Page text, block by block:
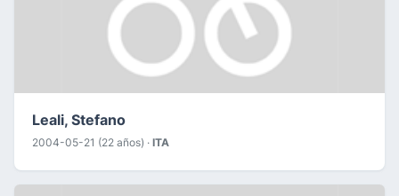
Leali, Stefano
2004-05-21 (22 años) · ITA